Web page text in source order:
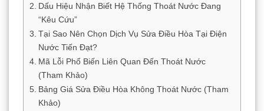
Dấu Hiệu Nhận Biết Hệ Thống Thoát Nước Đang
“Kêu Cứu”
Tại Sao Nên Chọn Dịch Vụ Sửa Điều Hòa Tại Điện
Nước Tiến Đạt?
Mã Lỗi Phổ Biến Liên Quan Đến Thoát Nước
(Tham Khảo)
Bảng Giá Sửa Điều Hòa Không Thoát Nước (Tham
Khảo)